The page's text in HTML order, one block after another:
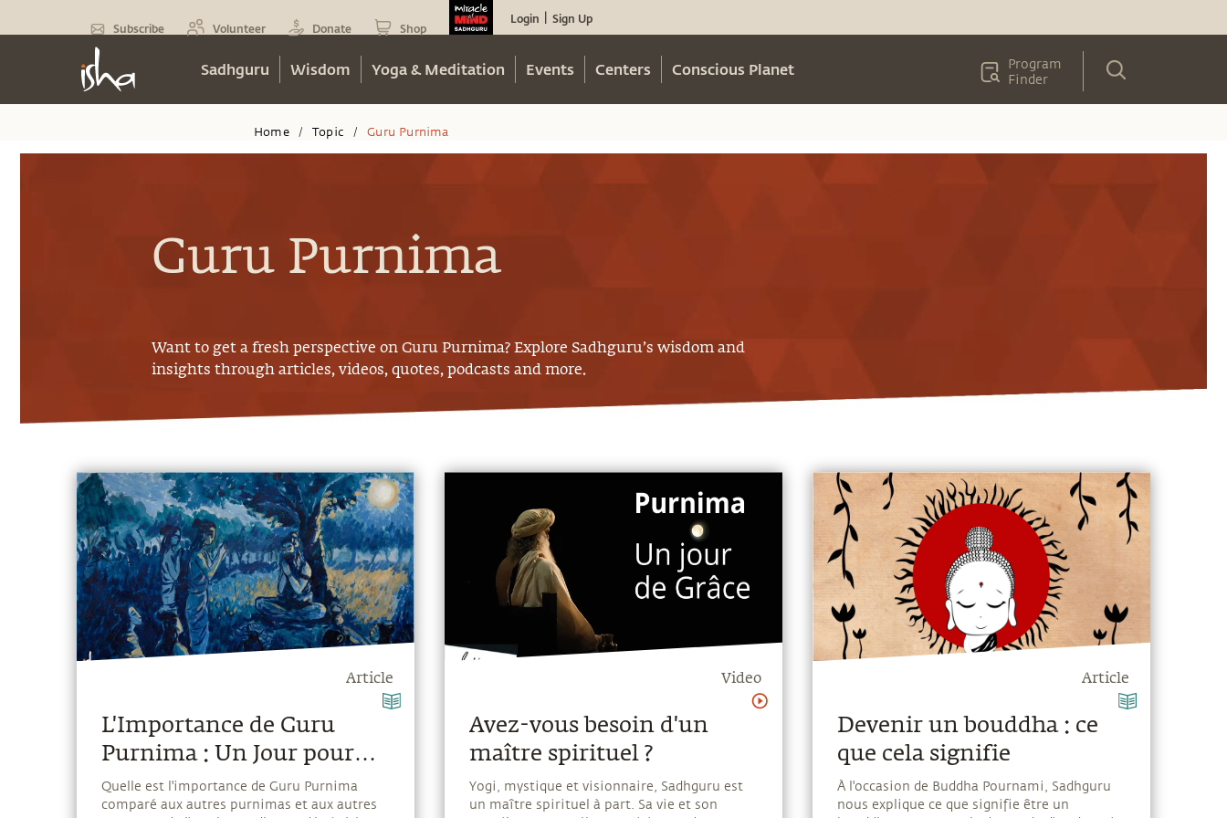
Subscribe Volunteer Donate Shop
Login Sign Up
Sadhguru Wisdom Yoga & Meditation Events Centers Conscious Planet
Program
Finder
Home / Topic / Guru Purnima
Guru Purnima
Want to get a fresh perspective onGuru Purnima? Explore Sadhguru’s wisdom and
insights through articles, videos, quotes, podcasts and more.
Article
L'Importance de Guru
Purnima : Un Jour pour
Obtenir la Grâce
Quelle est l'importance de Guru Purnima
comparé aux autres purnimas et aux autres
Video
Avez-vous besoin d'un
maître spirituel ?
Yogi, mystique et visionnaire, Sadhguru est
un maître spirituel à part. Sa vie et son
Article
Devenir un bouddha : ce
que cela signifie
À l'occasion de Buddha Pournami, Sadhguru
nous explique ce que signifie être un